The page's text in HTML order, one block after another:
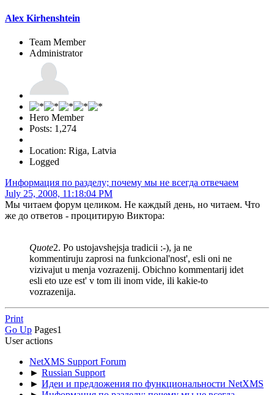
Alex Kirhenshtein
Team Member
Administrator
Hero Member
Posts: 1,274
Location: Riga, Latvia
Logged
Информация по разделу; почему мы не всегда отвечаем
July 25, 2008, 11:18:04 PM
Мы читаем форум целиком. Не каждый день, но читаем. Что
же до ответов - процитирую Виктора:
Quote2. Po ustojavshejsja tradicii :-), ja ne
kommentiruju zaprosi na funkcional'nost', esli oni ne
vizivajut u menja vozrazenij. Obichno kommentarij idet
esli eto uze est' v tom ili inom vide, ili kakie-to
vozrazenija.
Print
Go Up Pages1
User actions
NetXMS Support Forum
► Russian Support
► Идеи и предложения по функциональности NetXMS